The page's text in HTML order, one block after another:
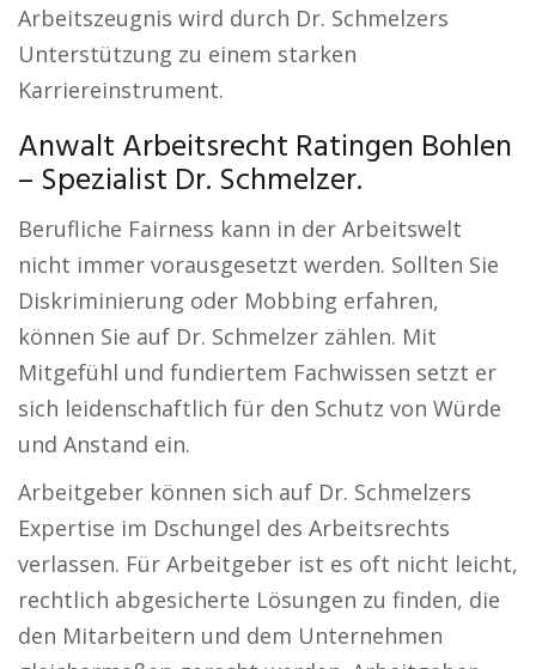
Arbeitszeugnis wird durch Dr. Schmelzers
Unterstützung zu einem starken
Karriereinstrument.
Anwalt Arbeitsrecht Ratingen Bohlen
– Spezialist Dr. Schmelzer.
Berufliche Fairness kann in der Arbeitswelt
nicht immer vorausgesetzt werden. Sollten Sie
Diskriminierung oder Mobbing erfahren,
können Sie auf Dr. Schmelzer zählen. Mit
Mitgefühl und fundiertem Fachwissen setzt er
sich leidenschaftlich für den Schutz von Würde
und Anstand ein.
Arbeitgeber können sich auf Dr. Schmelzers
Expertise im Dschungel des Arbeitsrechts
verlassen. Für Arbeitgeber ist es oft nicht leicht,
rechtlich abgesicherte Lösungen zu finden, die
den Mitarbeitern und dem Unternehmen